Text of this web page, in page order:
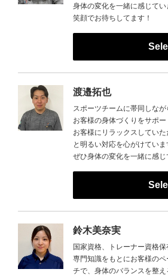
身体の変化を一緒に感じてい
笑顔でお待ちしてます！
渡邉拓也
スポーツチームに帯同しな
お客様の身体づくりをサポー
お客様にリラックスしてい
と明るい対応を心がけていま
ぜひ身体の変化を一緒に感じ
鈴木美奈実
国家資格、トレーナー資格保
専門知識をもとにお客様の
チで、身体のバランスを整